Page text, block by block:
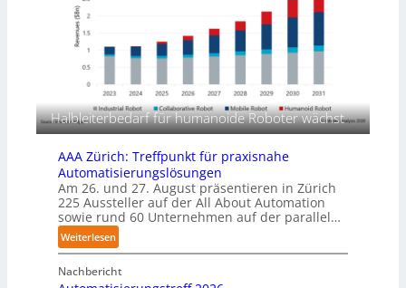
f
ü
r
T
a
u
c
h
r
o
c
h
n
e
n
p
e
r
o
Halbleiterbedarf für humanoide Roboter wächst
AAA Zürich: Treffpunkt für praxisnahe
Automatisierungslösungen
Am 26. und 27. August präsentieren in Zürich
225 Aussteller auf der All About Automation
sowie rund 60 Unternehmen auf der parallel…
Weiterlesen:
A
A
Nachbericht